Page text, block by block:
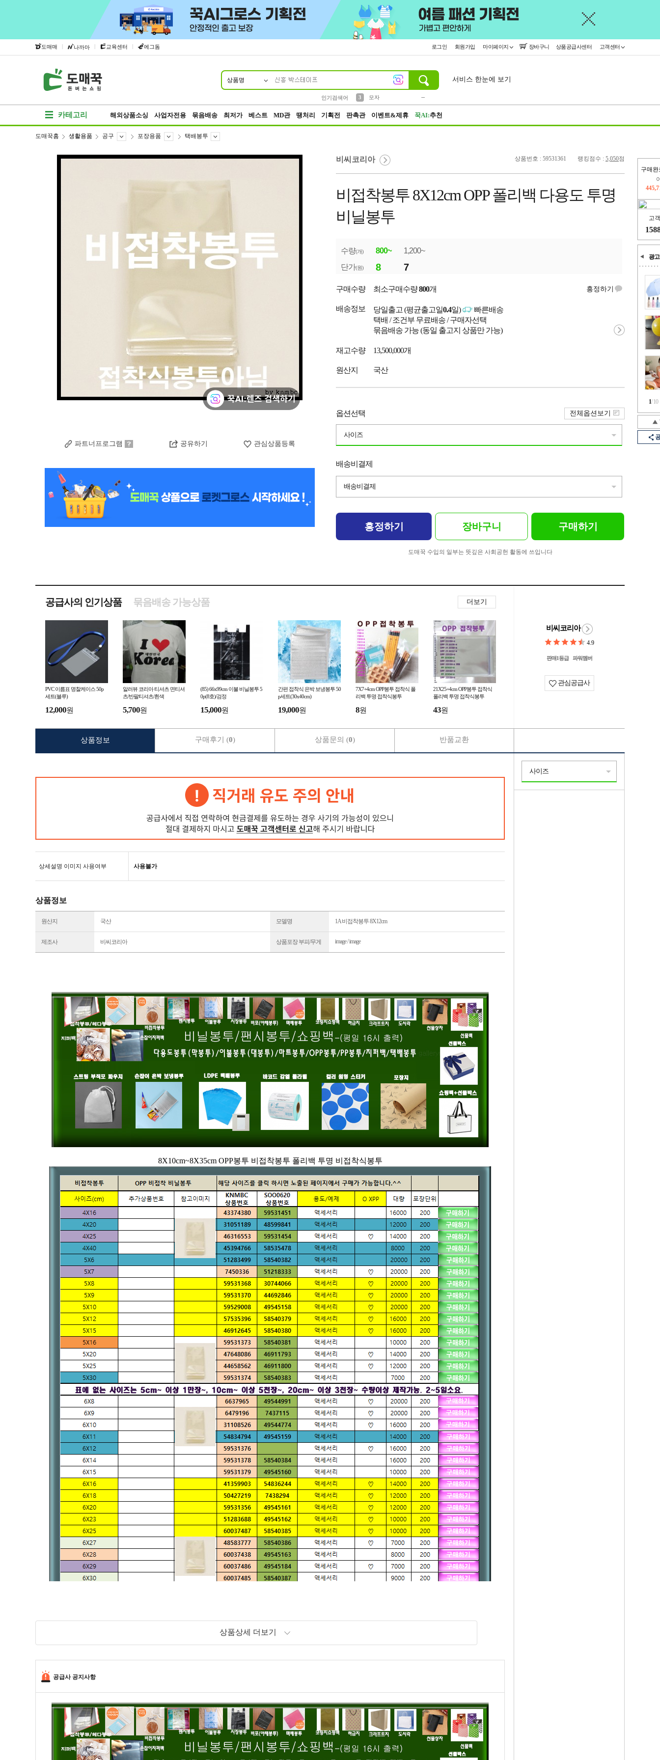
도매매 | 나까마 | 교육센터 | 에그돔 로그인 회원가입 마이페이지 장바구니 상품공급사센터 고객센터
상품명
인기검색어
3
모자
4
미니
서비스 한눈에 보기
카테고리 해외상품소싱 사업자전용 묶음배송 최저가 베스트 MD관 땡처리 기획전 판촉관 이벤트&제휴 꾹AI:추천
구매완
오
고
광고
1/10
도매꾹홈 생활용품 공구 포장용품 택배봉투
파트너프로그램 공유하기 관심상품등록
상품번호 : 59531361 랭킹점수 : 5,050점
비씨코리아
비접착봉투 8X12cm OPP 폴리백 다용도 투명
비닐봉투
수량(개) 800~
1,200~
단가(원) 8 7
구매수량 최소구매수량800개 흥정하기
배송정보 당일출고 (평균출고일0.4일)
빠른배송
택배 / 조건부 무료배송 / 구매자선택
묶음배송 가능 (동일 출고지 상품만 가능)
재고수량 13,500,000개
원산지 국산
옵션선택
사이즈
전체옵션보기
배송비결제
배송비결제
흥정하기 장바구니 구매하기
도매꾹 수입의 일부는 뜻깊은 사회공헌 활동에 쓰입니다
공급사의 인기상품 더보기
묶음배송 가능상품
PVC 이름표 명찰케이스 50p
세트(블루)
12,000원
알러뷰 코리아 티셔츠 면티셔
츠/반팔티셔츠/흰색
5,700원
(85) 66x99cm 이불 비닐봉투 5
0p(8호)/검정
15,000원
간편 접착식 은박 보냉봉투 50
p세트(30x40cm)
19,000원
7X7+4cm OPP봉투 접착식 폴
리백 투명 접착식봉투
8원
21X25+4cm OPP봉투 접착식
폴리백 투명 접착식봉투
43원
비씨코리아
4.9
판매1등급 파워멤버
관심공급사
상세설명 이미지 사용여부 사용불가
상품정보
원산지 국산 모델명 1A 비접착봉투 8X12cm
제조사 비씨코리아 상품포장 부피/무게 image / image
8X10cm~8X35cm OPP봉투 비접착봉투 폴리백 투명 비접착식봉투
상품상세 더보기
공급사 공지사항
상품정보 구매후기 (0) 상품문의 (0) 반품교환
사이즈